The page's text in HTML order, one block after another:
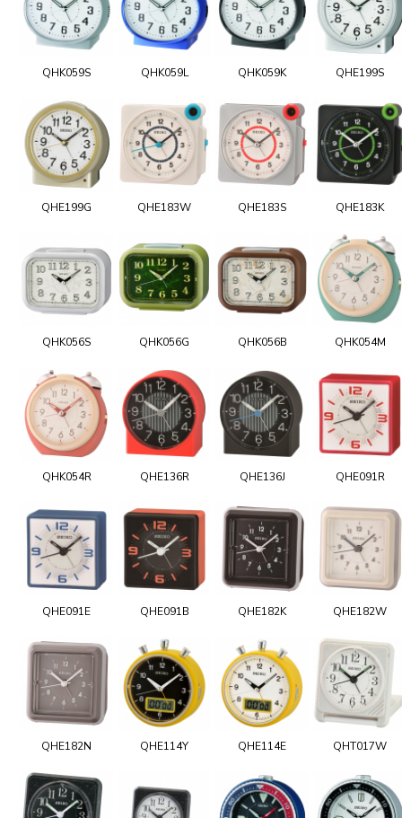
QHK059S QHK059L QHK059K QHE199S
QHE199G QHE183W QHE183S QHE183K
QHK056S QHK056G QHK056B QHK054M
QHK054R QHE136R QHE136J QHE091R
QHE091E QHE091B QHE182K QHE182W
QHE182N QHE114Y QHE114E QHT017W